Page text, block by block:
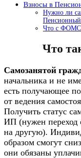
Взносы в
Нужно ли
Что с ФОМС
Что
Самозанятой
начальника и не
есть получающее
от ведения
Получить статус
ИП (нужен переход
на другую).
образом смогут
они обязаны